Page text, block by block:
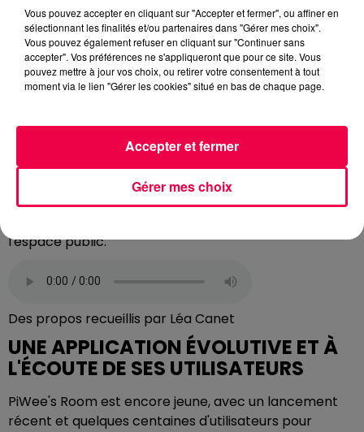
Frédéric Colmain insiste sur un point essentiel : l'accès
aux toilettes est un enjeu de dignité et de santé
publique. Trop de personnes, notamment des seniors,
des personnes malades ou à mobilité réduite, limitent
leurs déplacements faute de savoir où trouver des
Cette contrainte invisible mais lourde a des
conséquences sociales et psychologiques
importantes. L'application permet donc de contribuer
à son échelle à réduire l'isolement, à renforcer
l'espace public.
Des propos recueillis par Léa Canet
UNE APPLICATION ÉVOLUTIVE ET À
L'ÉCOUTE DE SES UTILISATEURS
PiWee's Room est encore jeune, avec un lancement
récent et quelques centaines d'utilisateurs pour
Vous pouvez accepter en cliquant sur "Accepter et fermer", ou affiner en
sélectionnant les finalités et/ou partenaires dans "Gérer mes choix".
Vous pouvez également refuser en cliquant sur "Continuer sans
accepter". Vos préférences ne s'appliqueront que pour ce site. Vous
pouvez mettre à jour vos choix, ou retirer votre consentement à tout
moment via le lien "Gérer les cookies" situé en bas de chaque page.
Gérer mes choix
Accepter et fermer